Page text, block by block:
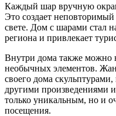
Каждый шар вручную
Это создает
свете. Дом с шарами стал
региона и привлекает
Внутри дома также можно
необычных элементов.
своего дома
другими произведениями
только уникальным, но и
посещения.